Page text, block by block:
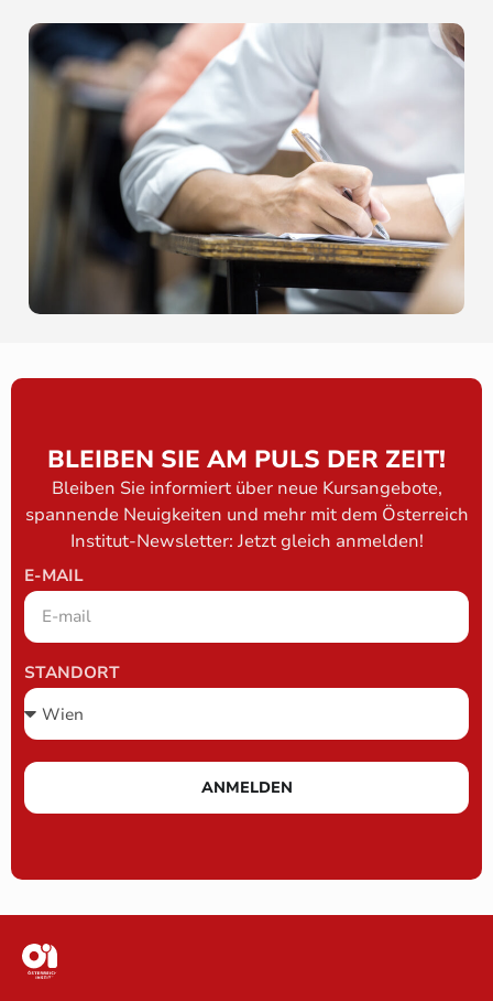
BLEIBEN SIE AM PULS DER ZEIT!
Bleiben Sie informiert über neue Kursangebote,
spannende Neuigkeiten und mehr mit dem Österreich
Institut-Newsletter: Jetzt gleich anmelden!
E-MAIL
STANDORT
ANMELDEN